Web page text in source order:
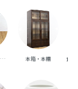
チェア・椅子・ベンチ・ソファ 本箱・本棚 食器